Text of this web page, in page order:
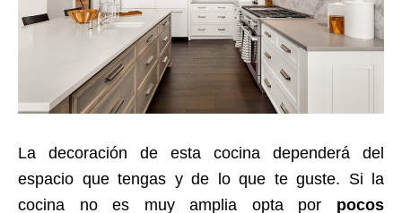
La decoración de esta cocina dependerá del
espacio que tengas y de lo que te guste. Si la
cocina no es muy amplia opta por pocos